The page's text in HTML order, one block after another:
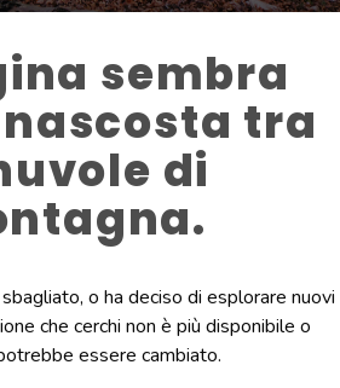
sembra
tra
di
o ha deciso di esplorare nuovi
che cerchi non è più disponibile o
essere cambiato.